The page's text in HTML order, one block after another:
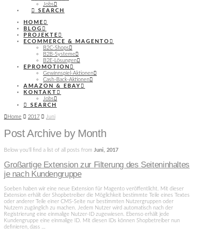
Jobs
SEARCH
HOME
BLOG
PROJEKTE
ECOMMERCE & MAGENTO
B2C-Shops
B2B-Systeme
B2E-Lösungen
EPROMOTION
Gewinnspiel-Aktionen
Cash-Back-Aktionen
AMAZON & EBAY
KONTAKT
Jobs
SEARCH
Home 2017 Juni
Post Archive by Month
Below you'll find a list of all posts from Juni, 2017
Großartige Extension zur Filterung des Seiteninhaltes
je nach Kundengruppe
Soeben haben wir eine neue Extension für Magento veröffentlicht. Mit dieser
Extension erhält der Shopbetreiber die Möglichkeit bestimmte Teile eines Textes
oder anderer Teile einer CMS-Seite nur bestimmten Nutzergruppen oder
Nutzern zugänglich zu machen. Jedem Nutzer wird automatisch nach der
Registrierung eine einmalige Nutzer-ID zugewiesen. Ebenso erhält jede
Kundengruppe eine einmalige ID. Mit diesen IDs können Shopbetreiber nun
definieren, dass …